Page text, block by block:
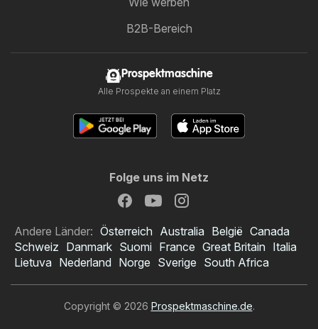
B2B-Bereich
Prospektmaschine
Alle Prospekte an einem Platz
Folge uns im Netz
Andere Länder: Österreich Australia België Canada
Schweiz Danmark Suomi France Great Britain Italia
Lietuva Nederland Norge Sverige South Africa
Copyright © 2026 Prospektmaschine.de.